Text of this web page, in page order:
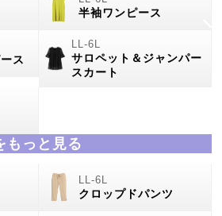
半袖ワンピース
ス
サロペット＆ジャンパー
スカート
もっと見る
クロップドパンツ